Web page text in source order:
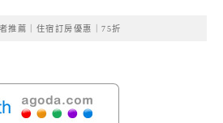
推薦｜住宿訂房優惠｜75折